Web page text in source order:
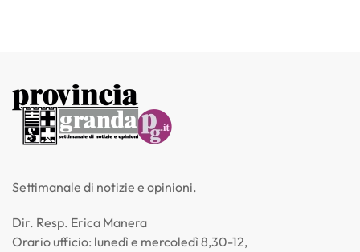
Settimanale di notizie e opinioni.
Dir. Resp. Erica Manera
Orario ufficio: lunedì e mercoledì 8,30-12,